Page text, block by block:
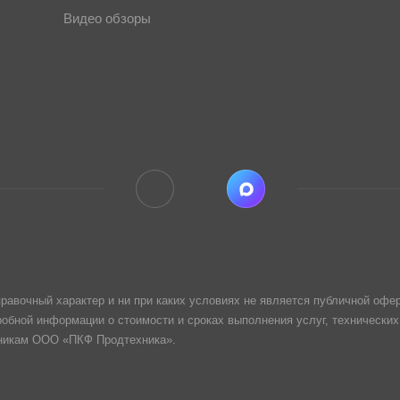
Видео обзоры
характер и ни при каких условиях не является публичной
информации о стоимости и сроках выполнения услуг, технических
ООО «ПКФ Продтехника».